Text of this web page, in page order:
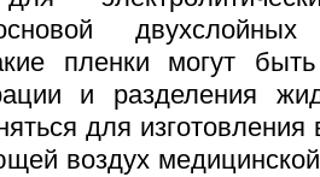
двухслойных
пленки могут
и разделения
для
воздух